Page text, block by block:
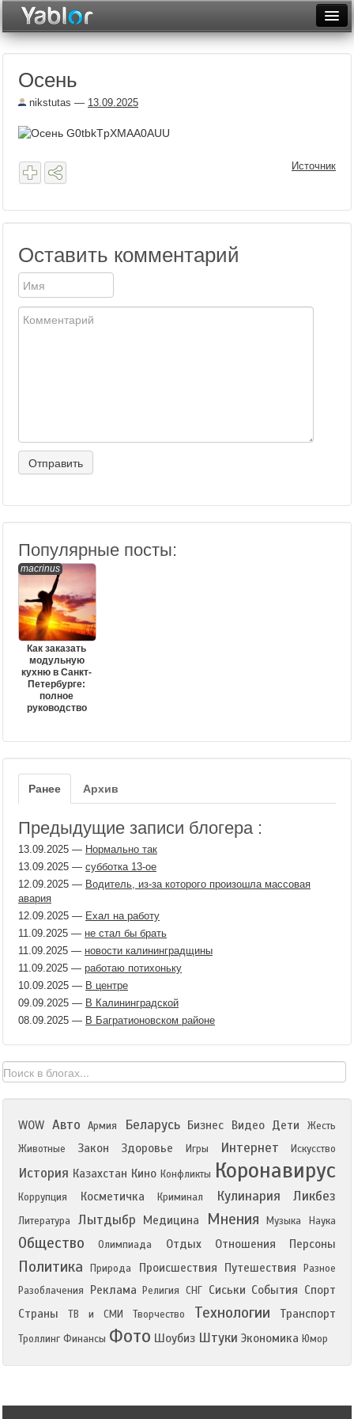
Осень
nikstutas — 13.09.2025
Источник
Оставить комментарий
Популярные посты:
macrinus
Как заказать
модульную
кухню в Санкт-
Петербурге:
полное
руководство
Ранее Архив
Предыдущие записи блогера :
13.09.2025 — Нормально так
13.09.2025 — субботка 13-ое
12.09.2025 — Водитель, из-за которого произошла массовая
авария
12.09.2025 — Ехал на работу
11.09.2025 — не стал бы брать
11.09.2025 — новости калининградщины
11.09.2025 — работаю потихоньку
10.09.2025 — В центре
09.09.2025 — В Калининградской
08.09.2025 — В Багратионовском районе
WOW Авто Армия Беларусь Бизнес Видео Дети
Жесть
Животные
Закон Здоровье Игры Интернет Искусство
История Казахстан Кино Конфликты Коронавирус
Коррупция Косметичка Криминал Кулинария Ликбез
Литература Лытдыбр Медицина Мнения Музыка Наука
Общество Олимпиада Отдых Отношения Персоны
Политика Природа Происшествия Путешествия
Разное
Разоблачения
Реклама Религия СНГ Сиськи События Спорт
Страны
ТВ и СМИ Творчество Технологии Транспорт
Троллинг Финансы Фото Шоубиз Штуки Экономика Юмор